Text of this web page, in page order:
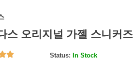
스 오리지널 가젤 스니커즈
Status: In Stock